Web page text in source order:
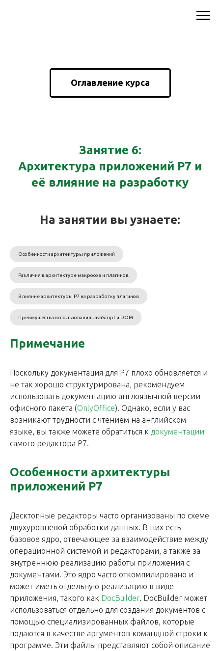
Оглавление курса
Занятие 6:
Архитектура приложений Р7 и
её влияние на разработку
На занятии вы узнаете:
Особенности архитектуры приложений
Различия в архитектуре макросов и плагинов
Влияние архитектуры Р7 на разработку плагинов
Преимущества использования JavaScript и DOM
Примечание
Поскольку документация для Р7 плохо обновляется и
не так хорошо структурирована, рекомендуем
использовать документацию англоязычной версии
офисного пакета (OnlyOffice). Однако, если у вас
возникают трудности с чтением на английском
языке, вы также можете обратиться к документации
самого редактора Р7.
Особенности архитектуры
приложений Р7
Десктопные редакторы часто организованы по схеме
двухуровневой обработки данных. В них есть
базовое ядро, отвечающее за взаимодействие между
операционной системой и редакторами, а также за
внутреннюю реализацию работы приложения с
документами. Это ядро часто откомпилировано и
может иметь отдельную реализацию в виде
приложения, такого как DocBuilder. DocBuilder может
использоваться отдельно для создания документов с
помощью специализированных файлов, которые
подаются в качестве аргументов командной строки к
программе. Эти файлы представляют собой описание